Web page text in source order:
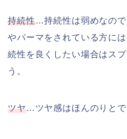
持続性…持続性は弱めなの
やパーマをされている方に
続性を良くしたい場合はス
う。
ツヤ…ツヤ感はほんのりとで